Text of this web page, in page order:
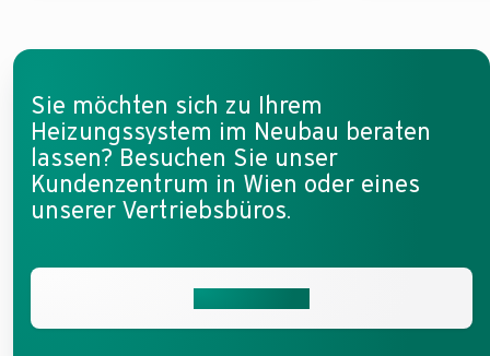
Sie möchten sich zu Ihrem
Heizungssystem im Neubau beraten
lassen? Besuchen Sie unser
Kundenzentrum in Wien oder eines
unserer Vertriebsbüros.